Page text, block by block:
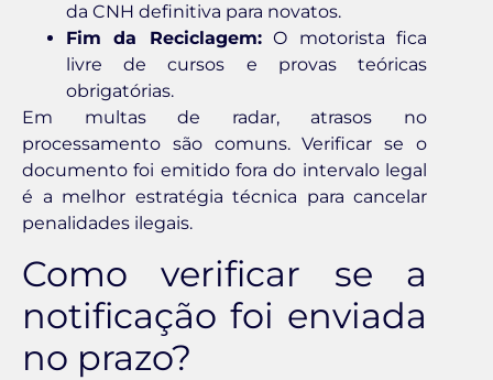
da CNH definitiva para novatos.
Fim da Reciclagem:O motorista fica
livre de cursos e provas teóricas
obrigatórias.
Em multas de radar, atrasos no
processamento são comuns. Verificar se o
documento foi emitido fora do intervalo legal
é a melhor estratégia técnica para cancelar
penalidades ilegais.
Como verificar se a
notificação foi enviada
no prazo?